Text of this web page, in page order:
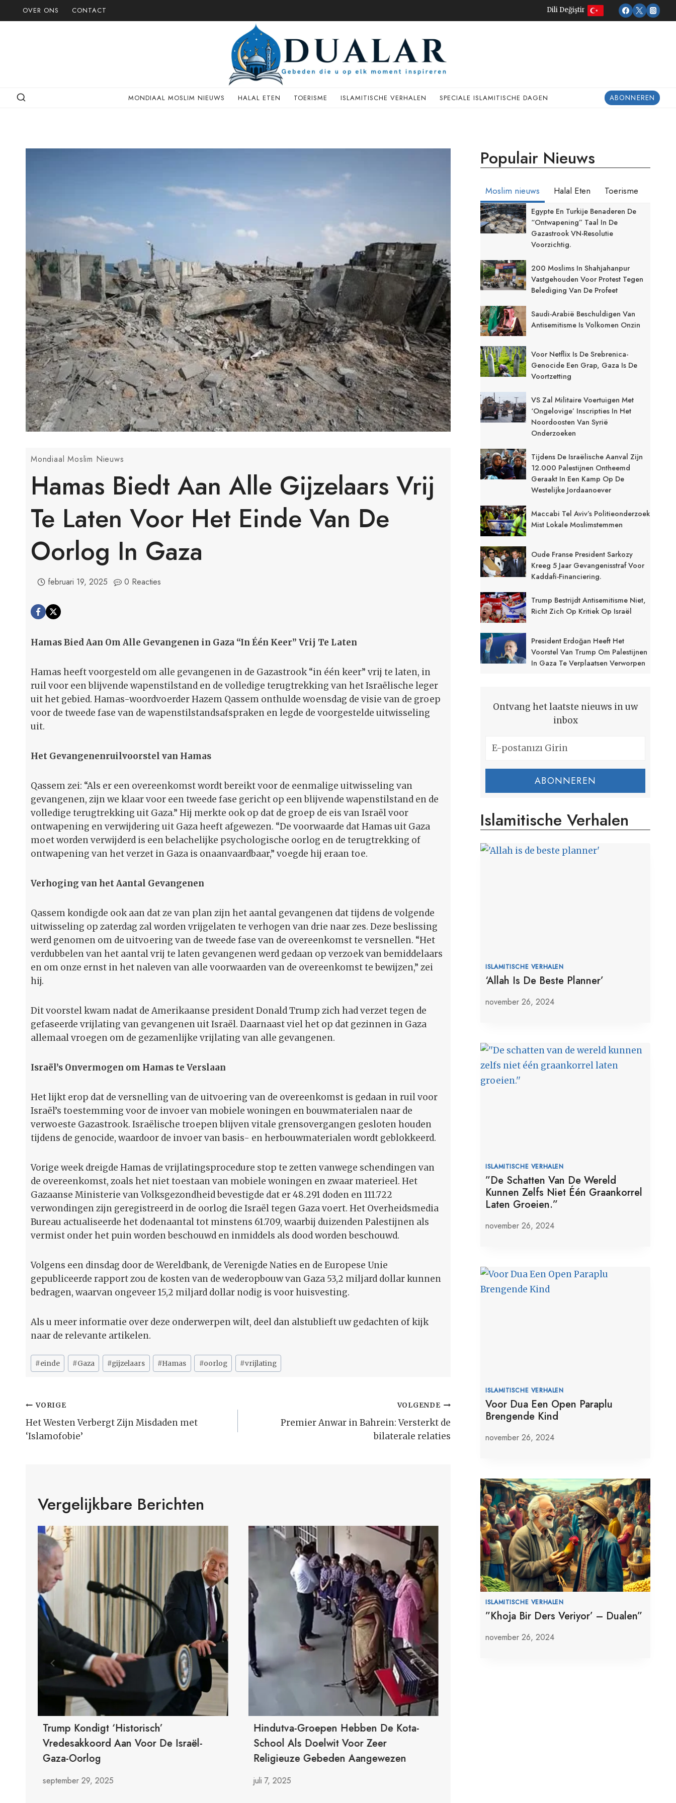
Doorgaan
naar
OVER ONS CONTACT Dili Değiştir
MONDIAAL MOSLIM NIEUWS HALAL ETEN TOERISME ISLAMITISCHE VERHALEN SPECIALE ISLAMITISCHE DAGEN ABONNEREN
Mondiaal Moslim Nieuws
Hamas Biedt Aan Alle Gijzelaars Vrij
Te Laten Voor Het Einde Van De
Oorlog In Gaza
februari 19, 2025 0 Reacties
Hamas Bied Aan Om Alle Gevangenen in Gaza “In Één Keer” Vrij Te Laten
Hamas heeft voorgesteld om alle gevangenen in de Gazastrook “in één keer” vrij te laten, in
ruil voor een blijvende wapenstilstand en de volledige terugtrekking van het Israëlische leger
uit het gebied. Hamas-woordvoerder Hazem Qassem onthulde woensdag de visie van de groep
voor de tweede fase van de wapenstilstandsafspraken en legde de voorgestelde uitwisseling
uit.
Het Gevangenenruilvoorstel van Hamas
Qassem zei: “Als er een overeenkomst wordt bereikt voor de eenmalige uitwisseling van
gevangenen, zijn we klaar voor een tweede fase gericht op een blijvende wapenstilstand en de
volledige terugtrekking uit Gaza.” Hij merkte ook op dat de groep de eis van Israël voor
ontwapening en verwijdering uit Gaza heeft afgewezen. “De voorwaarde dat Hamas uit Gaza
moet worden verwijderd is een belachelijke psychologische oorlog en de terugtrekking of
ontwapening van het verzet in Gaza is onaanvaardbaar,” voegde hij eraan toe.
Verhoging van het Aantal Gevangenen
Qassem kondigde ook aan dat ze van plan zijn het aantal gevangenen dat tijdens de volgende
uitwisseling op zaterdag zal worden vrijgelaten te verhogen van drie naar zes. Deze beslissing
werd genomen om de uitvoering van de tweede fase van de overeenkomst te versnellen. “Het
verdubbelen van het aantal vrij te laten gevangenen werd gedaan op verzoek van bemiddelaars
en om onze ernst in het naleven van alle voorwaarden van de overeenkomst te bewijzen,” zei
hij.
Dit voorstel kwam nadat de Amerikaanse president Donald Trump zich had verzet tegen de
gefaseerde vrijlating van gevangenen uit Israël. Daarnaast viel het op dat gezinnen in Gaza
allemaal vroegen om de gezamenlijke vrijlating van alle gevangenen.
Israël’s Onvermogen om Hamas te Verslaan
Het lijkt erop dat de versnelling van de uitvoering van de overeenkomst is gedaan in ruil voor
Israël’s toestemming voor de invoer van mobiele woningen en bouwmaterialen naar de
verwoeste Gazastrook. Israëlische troepen blijven vitale grensovergangen gesloten houden
tijdens de genocide, waardoor de invoer van basis- en herbouwmaterialen wordt geblokkeerd.
Vorige week dreigde Hamas de vrijlatingsprocedure stop te zetten vanwege schendingen van
de overeenkomst, zoals het niet toestaan van mobiele woningen en zwaar materieel. Het
Gazaanse Ministerie van Volksgezondheid bevestigde dat er 48.291 doden en 111.722
verwondingen zijn geregistreerd in de oorlog die Israël tegen Gaza voert. Het Overheidsmedia
Bureau actualiseerde het dodenaantal tot minstens 61.709, waarbij duizenden Palestijnen als
vermist onder het puin worden beschouwd en inmiddels als dood worden beschouwd.
Volgens een dinsdag door de Wereldbank, de Verenigde Naties en de Europese Unie
gepubliceerde rapport zou de kosten van de wederopbouw van Gaza 53,2 miljard dollar kunnen
bedragen, waarvan ongeveer 15,2 miljard dollar nodig is voor huisvesting.
Als u meer informatie over deze onderwerpen wilt, deel dan alstublieft uw gedachten of kijk
naar de relevante artikelen.
Bericht
tags:
#einde #Gaza #gijzelaars #Hamas #oorlog #vrijlating
Bericht
Navigatie
VORIGE
Het Westen Verbergt Zijn Misdaden met
‘Islamofobie’
VOLGENDE
Premier Anwar in Bahrein: Versterkt de
bilaterale relaties
Vergelijkbare Berichten
Trump Kondigt ‘historisch’
Vredesakkoord Aan Voor De Israël-
Gaza-Oorlog
september 29, 2025
Hindutva-Groepen Hebben De Kota-
School Als Doelwit Voor Zeer
Religieuze Gebeden Aangewezen
juli 7, 2025
Populair Nieuws
Moslim nieuws Halal Eten Toerisme
Egypte En Turkije Benaderen De
“ontwapening” Taal In De
Gazastrook VN-Resolutie
Voorzichtig.
200 Moslims In Shahjahanpur
Vastgehouden Voor Protest Tegen
Belediging Van De Profeet
Saudi-Arabië Beschuldigen Van
Antisemitisme Is Volkomen Onzin
Voor Netflix Is De Srebrenica-
Genocide Een Grap, Gaza Is De
Voortzetting
VS Zal Militaire Voertuigen Met
‘ongelovige’ Inscripties In Het
Noordoosten Van Syrië
Onderzoeken
Tijdens De Israëlische Aanval Zijn
12.000 Palestijnen Ontheemd
Geraakt In Een Kamp Op De
Westelijke Jordaanoever
Maccabi Tel Aviv’s Politieonderzoek
Mist Lokale Moslimstemmen
Oude Franse President Sarkozy
Kreeg 5 Jaar Gevangenisstraf Voor
Kaddafi-Financiering.
Trump Bestrijdt Antisemitisme Niet,
Richt Zich Op Kritiek Op Israël
President Erdoğan Heeft Het
Voorstel Van Trump Om Palestijnen
In Gaza Te Verplaatsen Verworpen
Ontvang het laatste nieuws in uw
inbox
ABONNEREN
Islamitische Verhalen
ISLAMITISCHE VERHALEN
‘Allah Is De Beste Planner’
november 26, 2024
ISLAMITISCHE VERHALEN
”De Schatten Van De Wereld
Kunnen Zelfs Niet Één Graankorrel
Laten Groeien.”
november 26, 2024
ISLAMITISCHE VERHALEN
Voor Dua Een Open Paraplu
Brengende Kind
november 26, 2024
ISLAMITISCHE VERHALEN
”Khoja Bir Ders Veriyor’ – Dualen”
november 26, 2024